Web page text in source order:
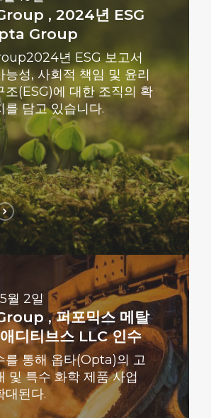
, 2024년 ESG
Group
년 ESG 보고서
능성, 사회적 책임 및 윤리
조(ESG)에 대한 조직의 확
를 담고 있습니다.
월 2일
, 퍼포믹스 메탈
디티브스 LLC 인수
를 통해 옵타(Opta)의 고
및 특수 화학 제품 사업
대된다.